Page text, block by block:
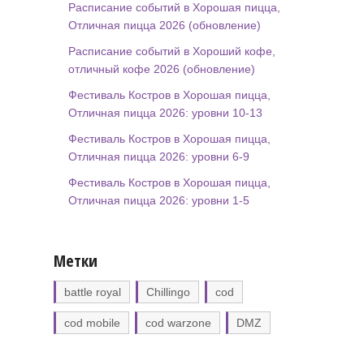
Расписание событий в Хорошая пицца,
Отличная пицца 2026 (обновление)
Расписание событий в Хороший кофе,
отличный кофе 2026 (обновление)
Фестиваль Костров в Хорошая пицца,
Отличная пицца 2026: уровни 10-13
Фестиваль Костров в Хорошая пицца,
Отличная пицца 2026: уровни 6-9
Фестиваль Костров в Хорошая пицца,
Отличная пицца 2026: уровни 1-5
Метки
battle royal Chillingo cod
cod mobile cod warzone DMZ